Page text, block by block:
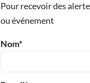
Pour recevoir des
ou événement
Nom*